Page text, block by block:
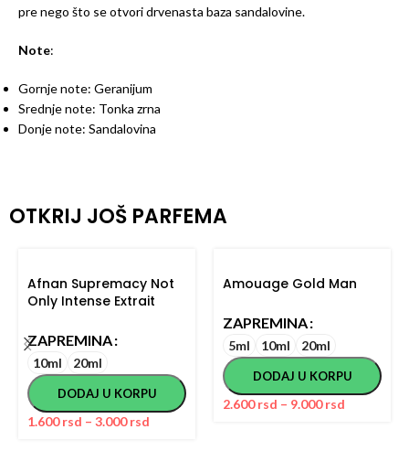
pre nego što se otvori drvenasta baza sandalovine.
Note:
Gornje note: Geranijum
Srednje note: Tonka zrna
Donje note: Sandalovina
OTKRIJ JOŠ PARFEMA
Afnan Supremacy Not
Only Intense Extrait
ZAPREMINA
10ml 20ml
DODAJ U KORPU
1.600rsd – 3.000rsd
Amouage Gold Man
ZAPREMINA
5ml 10ml 20ml
DODAJ U KORPU
2.600rsd – 9.000rsd